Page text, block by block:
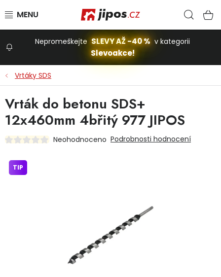
Stavba a dům
Autodoplňky
Nepromeškejte SLEVY AŽ -40 % v kategorii
Slevoakce!
Vrtáky SDS
Vrták do betonu SDS+
12x460mm 4břitý 977 JIPOS
Neohodnoceno Podrobnosti hodnocení
TIP